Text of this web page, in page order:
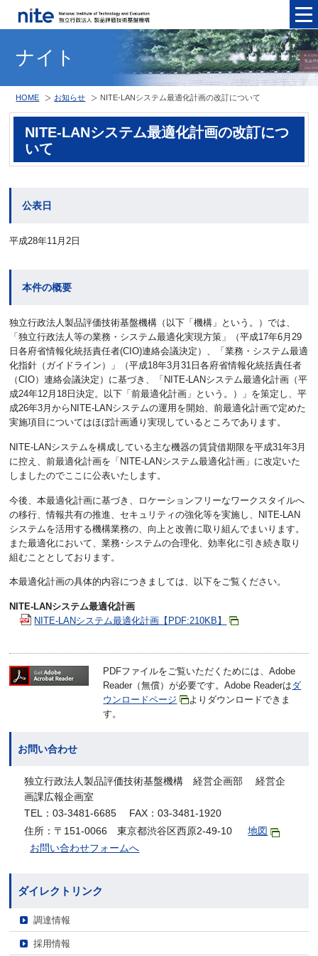
ナイト
HOME お知らせ NITE-LANシステム最適化計画の改訂について
NITE-LANシステム最適化計画の改訂につ
いて
公表日
平成28年11月2日
本件の概要
独立行政法人製品評価技術基盤機構（以下「機構」という。）では、
「独立行政法人等の業務・システム最適化実現方策」（平成17年6月29
日各府省情報化統括責任者(CIO)連絡会議決定）、「業務・システム最適
化指針（ガイドライン）」（平成18年3月31日各府省情報化統括責任者
（CIO）連絡会議決定）に基づき、「NITE-LANシステム最適化計画（平
成24年12月18日決定。以下「前最適化計画」という。）」を策定し、平
成26年3月からNITE-LANシステムの運用を開始、前最適化計画で定めた
実施項目についてはほぼ計画通り実現しているところであります。
NITE-LANシステムを構成している主な機器の賃貸借期限を平成31年3月
に控え、前最適化計画を「NITE-LANシステム最適化計画」に改定いた
しましたのでここに公表いたします。
今後、本最適化計画に基づき、ロケーションフリーなワークスタイルへ
の移行、情報共有の推進、セキュリティの強化等を実施し、NITE-LAN
システムを活用する機構業務の、向上と改善に取り組んでまいります。
また最適化において、業務･システムの合理化、効率化に引き続き取り
組むこととしております。
本最適化計画の具体的内容につきましては、以下をご覧ください。
NITE-LANシステム最適化計画
NITE-LANシステム最適化計画【PDF:210KB】
PDFファイルをご覧いただくためには、Adobe
Reader（無償）が必要です。Adobe Readerはダ
ウンロードページ
よりダウンロードできま
す。
お問い合わせ
独立行政法人製品評価技術基盤機構 経営企画部 経営企
画課広報企画室
TEL：03-3481-6685 FAX：03-3481-1920
住所：〒151-0066 東京都渋谷区西原2-49-10
地図
お問い合わせフォームへ
ダイレクトリンク
調達情報
採用情報